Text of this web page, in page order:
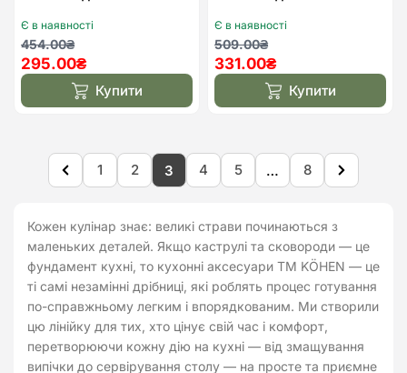
Є в наявності
454.00₴
Оригінальна
ціна:
454.00₴.
295.00₴
Поточна
ціна:
295.00₴.Купити
Є в наявності
509.00₴
Оригінальна
ціна:
509.00₴.
331.00₴
Поточна
ціна:
331.00₴. Купити
1 2 3 4 5 … 8
Кожен кулінар знає: великі страви починаються з
маленьких деталей. Якщо каструлі та сковороди — це
фундамент кухні, то кухонні аксесуари TM KÖHEN — це
ті самі незамінні дрібниці, які роблять процес готування
по-справжньому легким і впорядкованим. Ми створили
цю лінійку для тих, хто цінує свій час і комфорт,
перетворюючи кожну дію на кухні — від змащування
випічки до сервірування столу — на просте та приємне